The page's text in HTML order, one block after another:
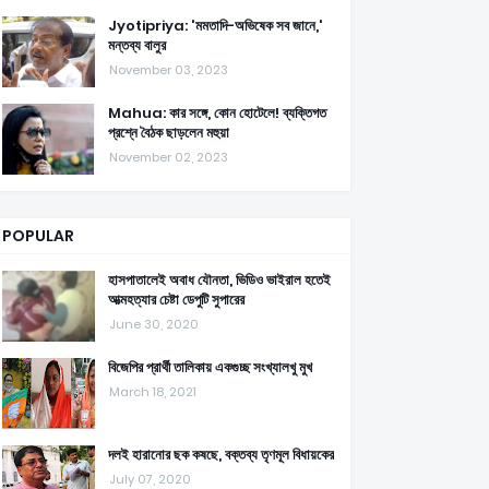
Jyotipriya: 'মমতাদি-অভিষেক সব জানে,'
মন্তব্য বালুর
November 03, 2023
Mahua: কার সঙ্গে, কোন হোটেলে! ব্যক্তিগত
প্রশ্নে বৈঠক ছাড়লেন মহুয়া
November 02, 2023
POPULAR
হাসপাতালেই অবাধ যৌনতা, ভিডিও ভাইরাল হতেই
আত্মহত্যার চেষ্টা ডেপুটি সুপারের
June 30, 2020
বিজেপির প্রার্থী তালিকায় একগুচ্ছ সংখ্যালখু মুখ
March 18, 2021
দলই হারানোর ছক কষছে, বক্তব্য তৃণমূল বিধায়কের
July 07, 2020